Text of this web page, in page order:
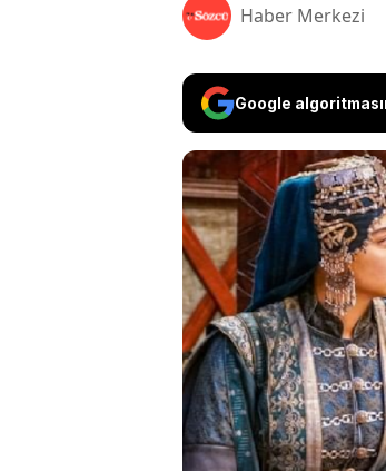
Haber Merkezi
Google